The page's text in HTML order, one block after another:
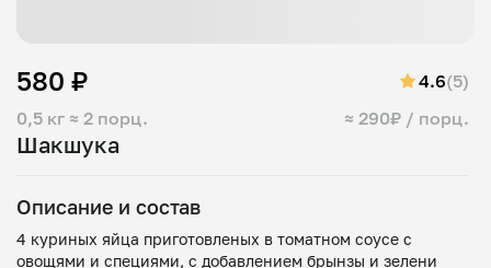
Шакшука
0,5 кг ≈ 2 порц. ≈ 290₽ / порц.
580 ₽ 4.6(5)
Описание и состав
4 куриных яйца приготовленых в томатном соусе с